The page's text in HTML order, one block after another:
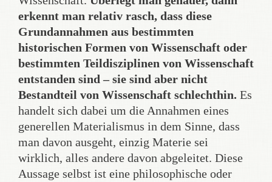
erkennt man relativ rasch, dass diese
Grundannahmen aus bestimmten
historischen Formen von Wissenschaft oder
bestimmten Teildisziplinen von Wissenschaft
entstanden sind – sie sind aber nicht
Bestandteil von Wissenschaft schlechthin. Es
handelt sich dabei um die Annahmen eines
generellen Materialismus in dem Sinne, dass
man davon ausgeht, einzig Materie sei
wirklich, alles andere davon abgeleitet. Diese
Aussage selbst ist eine philosophische oder